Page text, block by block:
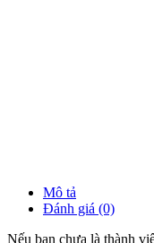
Mô tả
Đánh giá (0)
Nếu bạn chưa là thành